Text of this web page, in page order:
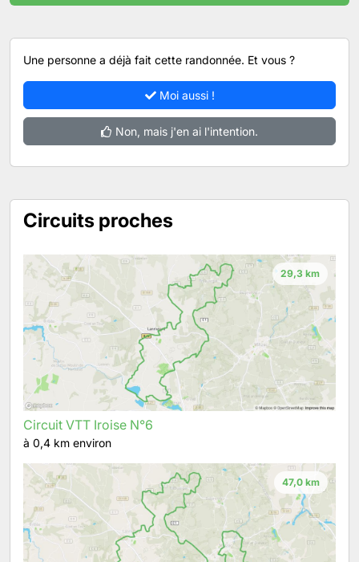
Une personne a déjà fait cette randonnée. Et vous ?
Moi aussi !
Non, mais j'en ai l'intention.
Circuits proches
29,3 km
Circuit VTT Iroise N°6
à 0,4 km environ
47,0 km